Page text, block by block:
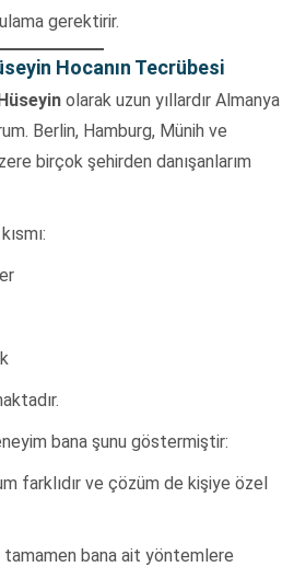
gerektirir.
Hocanın Tecrübesi
olarak uzun yıllardır Almanya
Berlin, Hamburg, Münih ve
birçok şehirden danışanlarım
bana şunu göstermiştir:
farklıdır ve çözüm de kişiye özel
tamamen bana ait yöntemlere